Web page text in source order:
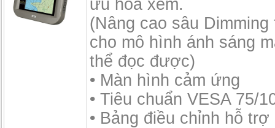
ưu hóa xem.
(Nâng cao sâu Dimming
cho mô hình ánh sáng
thể đọc được)
• Màn hình cảm ứng
• Tiêu chuẩn VESA 75/
• Bảng điều chỉnh hỗ trợ